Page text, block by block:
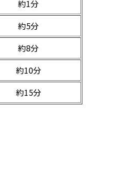
約1分
約5分
約8分
約10分
約15分